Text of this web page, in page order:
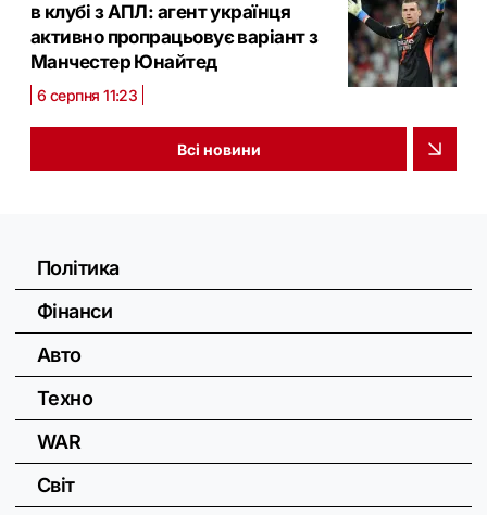
в клубі з АПЛ: агент українця
активно пропрацьовує варіант з
Манчестер Юнайтед
6 серпня 11:23
Всі новини
Політика
Фінанси
Авто
Техно
WAR
Світ